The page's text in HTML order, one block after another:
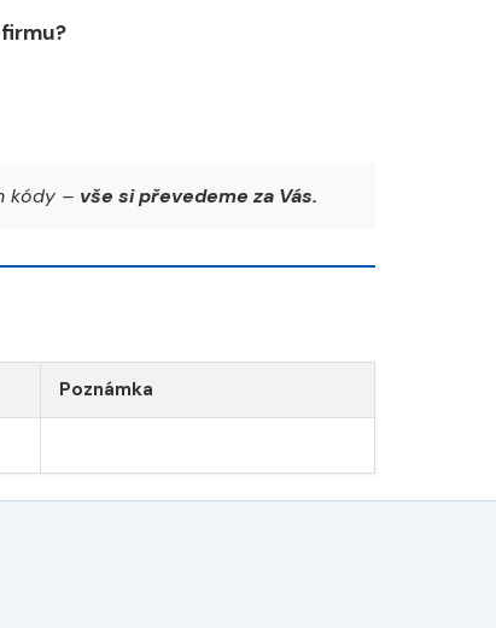
kódy – vše si převedeme za Vás.
Poznámka